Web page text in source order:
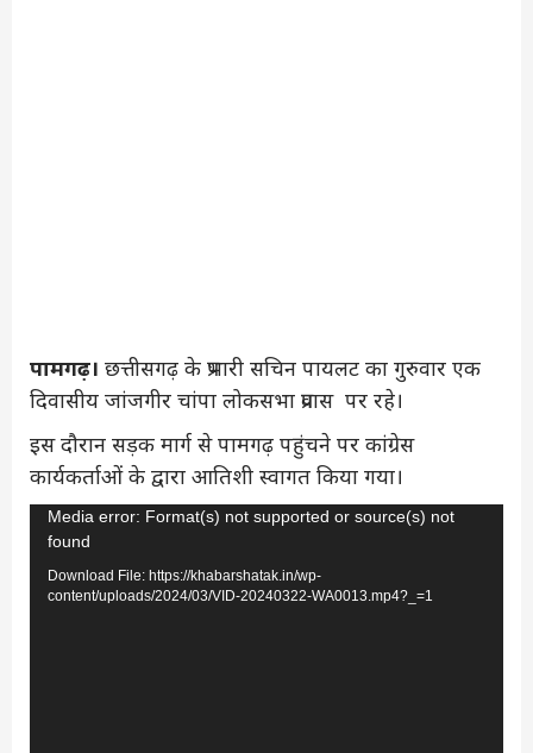
पामगढ़। छत्तीसगढ़ के प्रभारी सचिन पायलट का गुरुवार एक
दिवासीय जांजगीर चांपा लोकसभा प्रवास पर रहे।
इस दौरान सड़क मार्ग से पामगढ़ पहुंचने पर कांग्रेस
कार्यकर्ताओं के द्वारा आतिशी स्वागत किया गया।
Video
Player
Media error: Format(s) not supported or source(s) not
found
Download File: https://khabarshatak.in/wp-
content/uploads/2024/03/VID-20240322-WA0013.mp4?_=1